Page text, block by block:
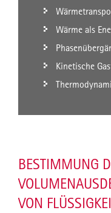
Wärme als
Kinetische
BESTIMMUNG
VON